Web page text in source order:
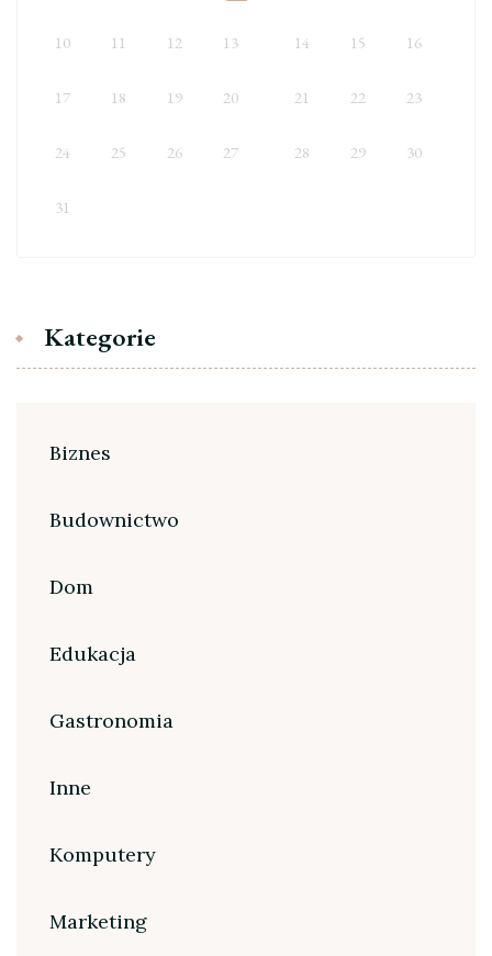
10 11 12 13 14 15 16
17 18 19 20 21 22 23
24 25 26 27 28 29 30
31
Kategorie
Biznes
Budownictwo
Dom
Edukacja
Gastronomia
Inne
Komputery
Marketing